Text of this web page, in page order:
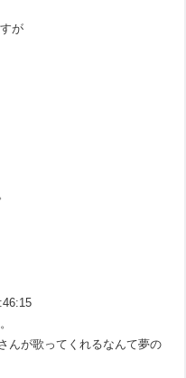
が
んが歌ってくれるなんて夢の